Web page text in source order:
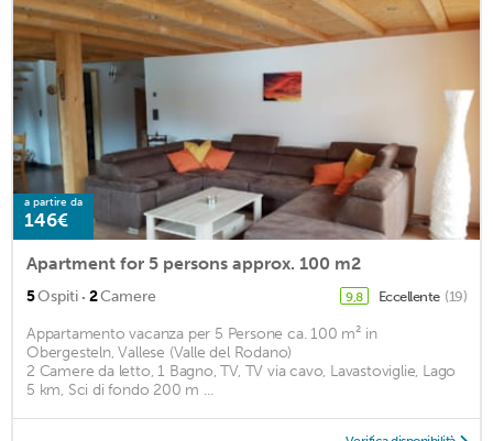
a partire da
146€
Apartment for 5 persons approx. 100 m2
5Ospiti · 2Camere 9,8 Eccellente (19)
Appartamento vacanza per 5 Persone ca. 100 m² in
Obergesteln, Vallese (Valle del Rodano)
2 Camere da letto, 1 Bagno, TV, TV via cavo, Lavastoviglie, Lago
5 km, Sci di fondo 200 m ...